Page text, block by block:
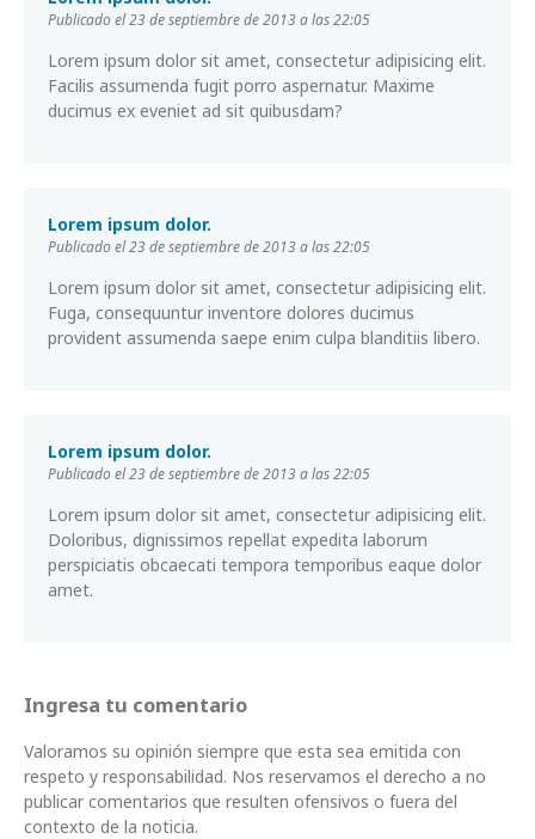
Publicado el 23 de septiembre de 2013 a las 22:05
Lorem ipsum dolor sit amet, consectetur adipisicing elit.
Facilis assumenda fugit porro aspernatur. Maxime
ducimus ex eveniet ad sit quibusdam?
Lorem ipsum dolor.
Publicado el 23 de septiembre de 2013 a las 22:05
Lorem ipsum dolor sit amet, consectetur adipisicing elit.
Fuga, consequuntur inventore dolores ducimus
provident assumenda saepe enim culpa blanditiis libero.
Lorem ipsum dolor.
Publicado el 23 de septiembre de 2013 a las 22:05
Lorem ipsum dolor sit amet, consectetur adipisicing elit.
Doloribus, dignissimos repellat expedita laborum
perspiciatis obcaecati tempora temporibus eaque dolor
amet.
Ingresa tu comentario
Valoramos su opinión siempre que esta sea emitida con
respeto y responsabilidad. Nos reservamos el derecho a no
publicar comentarios que resulten ofensivos o fuera del
contexto de la noticia.